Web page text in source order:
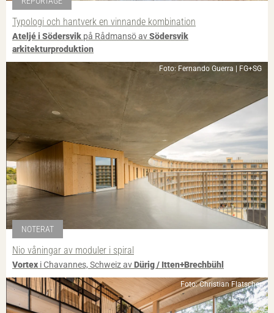
Typologi och hantverk en vinnande kombination
Ateljé i Södersvik på Rådmansö avSödersvik
arkitekturproduktion
Foto: Fernando Guerra | FG+SG
NOTERAT
Nio våningar av moduler i spiral
Vortex i Chavannes, Schweiz avDürig / Itten+Brechbühl
Foto: Christian Flatscher